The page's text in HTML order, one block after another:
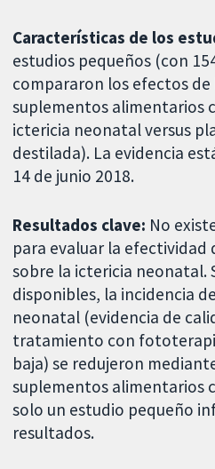
Características de los
estudios pequeños (con
compararon los efectos
suplementos alimentarios
ictericia neonatal versus
destilada). La evidencia
14 de junio 2018.
Resultados clave: No
para evaluar la efectividad
sobre la ictericia neonatal.
disponibles, la incidencia
neonatal (evidencia de
tratamiento con
baja) se redujeron
suplementos alimentarios
solo un estudio pequeño
resultados.